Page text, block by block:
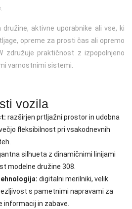
aktivne uporabnike ali vse, ki
opreme za prosti čas ali opremo
združuje praktičnost z izpopolnjeno
varnostnimi sistemi.
vozila
razširjen prtljažni prostor in udobna
fleksibilnost pri vsakodnevnih
silhueta z dinamičnimi linijami
modelne družine 308.
digitalni merilniki, velik
s pametnimi napravami za
informacij in zabave.